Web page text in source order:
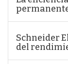
Schneider
del